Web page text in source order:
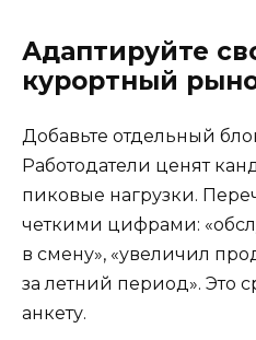
Адаптируйте
курортный
Добавьте отдельный
Работодатели ценят
пиковые нагрузки.
четкими цифрами:
в смену», «увеличил
за летний период». Это
анкету.